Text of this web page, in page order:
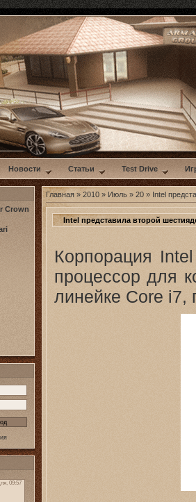
Новости Статьи Test Drive
Crown
Главная » 2010 » Июль » 20 » Intel
Intel представила второй
Корпорация
процессор для
линейке Core i7,